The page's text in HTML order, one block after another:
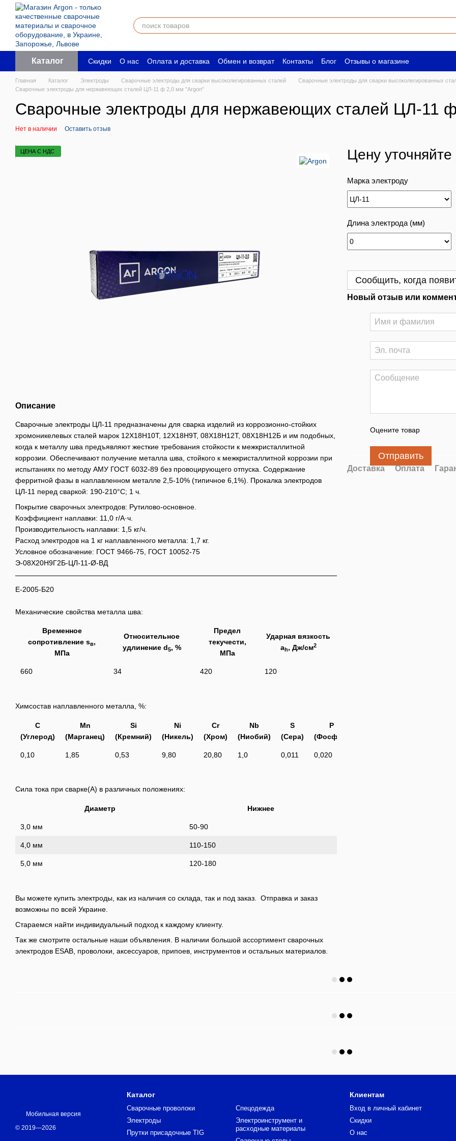
Перейти к основному контенту
Каталог Скидки О нас Оплата и доставка Обмен и возврат Контакты Блог
Отзывы о магазине
Пользовательское соглашение
Юридическим лицам Вакансии
Главная Каталог Электроды Сварочные электроды для сварки высоколегированных сталей
Сварочные электроды для сварки высоколегированных
Сварочные электроды для нержавеющих сталей ЦЛ-11 ф 2,0 мм "Argon"
Сварочные электроды для нержавеющих сталей ЦЛ-11
Нет в наличии Оставить отзыв
ЦЕНА С НДС
Описание
Сварочные электроды ЦЛ-11 предназначены для сварка изделий из коррозионно-стойких
хромоникелевых сталей марок 12Х18Н10Т, 12Х18Н9Т, 08Х18Н12Т, 08Х18Н12Б и им подобных,
когда к металлу шва предъявляют жесткие требования стойкости к межкристаллитной
коррозии. Обеспечивают получение металла шва, стойкого к межкристаллитной коррозии при
испытаниях по методу АМУ ГОСТ 6032-89 без провоцирующего отпуска. Содержание
ферритной фазы в наплавленном металле 2,5-10% (типичное 6,1%). Прокалка электродов
ЦЛ-11 перед сваркой: 190-210°С; 1 ч.
Покрытие сварочных электродов: Рутилово-основное.
Коэффициент наплавки: 11,0 г/А·ч.
Производительность наплавки: 1,5 кг/ч.
Расход электродов на 1 кг наплавленного металла: 1,7 кг.
Условное обозначение: ГОСТ 9466-75, ГОСТ 10052-75
Э-08Х20Н9Г2Б-ЦЛ-11-Ø-ВД
Е-2005-Б20
Механические свойства металла шва:
Временное
сопротивление sв,
МПа
Относительное
удлинение d5, %
Предел
текучести,
МПа
Ударная вязкость
ah, Дж/см2
660 34 420 120
Химсостав наплавленного металла, %:
C
(Углерод)
Mn
(Марганец)
Si
(Кремний)
Ni
(Никель)
Cr
(Хром)
Nb
(Ниобий)
S
(Сера)
P
(Фосфор)
0,10 1,85 0,53 9,80 20,80 1,0 0,011 0,020
Сила тока при сварке(A) в различных положениях:
Диаметр Нижнее
3,0 мм 50-90
4,0 мм 110-150
5,0 мм 120-180
Вы можете купить электроды, как из наличия со склада, так и под заказ. Отправка и заказ
возможны по всей Украине.
Стараемся найти индивидуальный подход к каждому клиенту.
Так же смотрите остальные наши объявления. В наличии большой ассортимент сварочных
электродов ESAB, проволоки, аксессуаров, припоев, инструментов и остальных материалов.
Цену уточняйте
Марка электроду
Длина электрода (мм)
Сообщить, когда
Новый отзыв или
Оцените товар
Отправить
Доставка Оплата
Мобильная версия
© 2019—2026
Каталог
Сварочные проволоки
Электроды
Прутки присадочные TIG
Спецодежда
Электроинструмент и
расходные материалы
Клиентам
Вход в личный кабинет
Скидки
О нас